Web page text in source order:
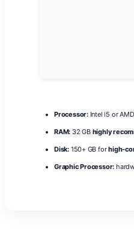
Processor:Intel i5 or
RAM: 32 GB highly
Disk:150+ GB forhigh-
Graphic Processor: